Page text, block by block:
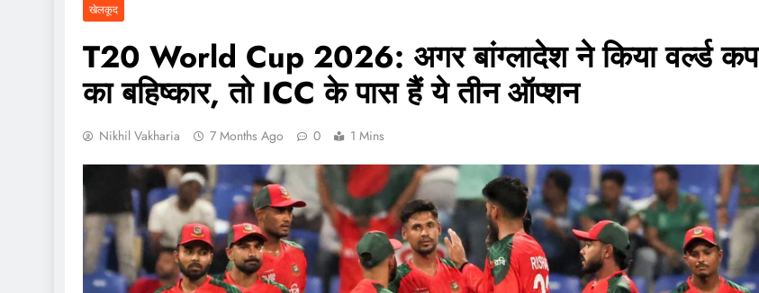
खेलकूद
T20 World Cup 2026: अगर बांग्लादेश ने किया वर्ल्ड कप
का बहिष्कार, तो ICC के पास हैं ये तीन ऑप्शन
Nikhil Vakharia 7 Months Ago 0 1 Mins